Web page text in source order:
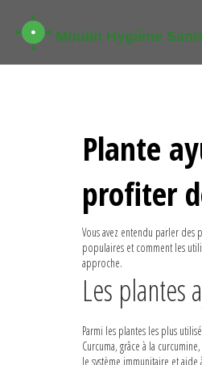
Plante
profiter
Vous avez entendu parler des
populaires et comment les
approche.
Les plantes
Parmi les plantes les plus
Curcuma, grâce à la
le système immunitaire et